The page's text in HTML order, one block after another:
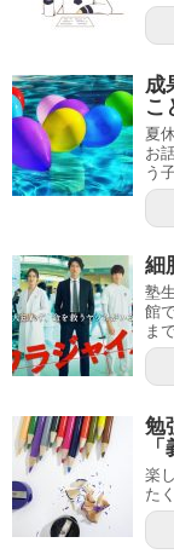
成
こ
夏
お
う
細
塾
館
ま
勉
楽
た